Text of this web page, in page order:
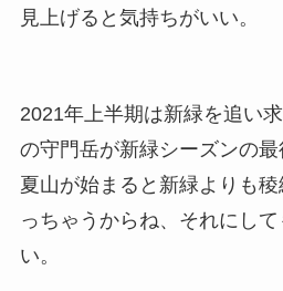
見上げると気持ちがいい。
2021年上半期は新緑を追い
の守門岳が新緑シーズンの
夏山が始まると新緑よりも
っちゃうからね、それにし
い。